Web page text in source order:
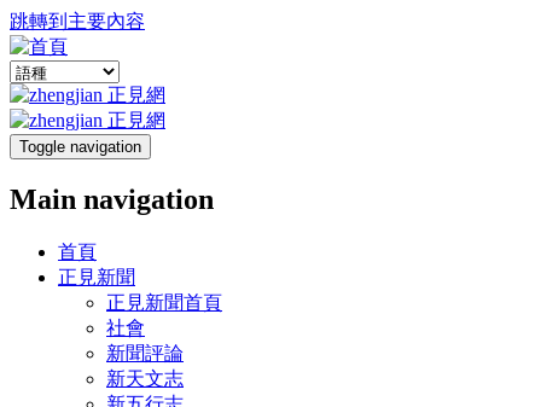
跳轉到主要內容
Toggle navigation
Main navigation
首頁
正見新聞
正見新聞首頁
社會
新聞評論
新天文志